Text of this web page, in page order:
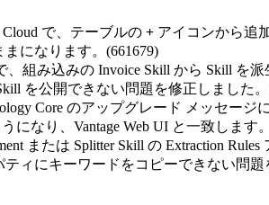
Cloud で、テーブルの + アイコンから追
になります。(661679)
、組み込みの Invoice Skill から Skill を
を公開できない問題を修正しました。
Core のアップグレード メッセー
になり、Vantage Web UI と一致します
または Splitter Skill の Extraction
ティにキーワードをコピーできない問題